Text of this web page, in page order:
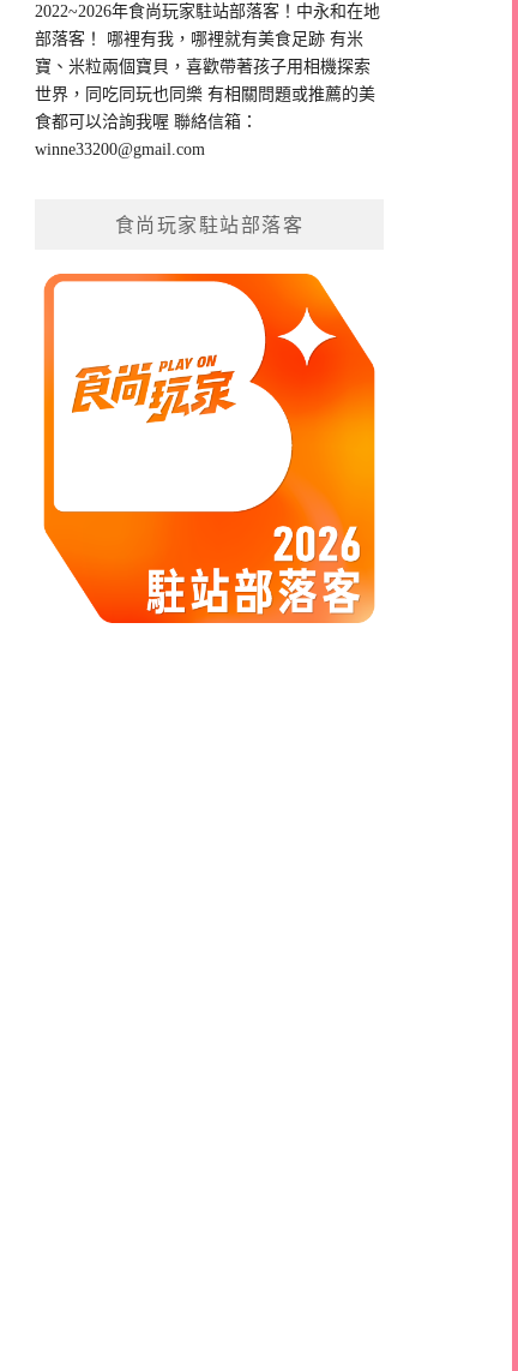
2022~2026年食尚玩家駐站部落客！中永和在地
部落客！ 哪裡有我，哪裡就有美食足跡 有米
寶、米粒兩個寶貝，喜歡帶著孩子用相機探索
世界，同吃同玩也同樂 有相關問題或推薦的美
食都可以洽詢我喔 聯絡信箱：
winne33200@gmail.com
食尚玩家駐站部落客